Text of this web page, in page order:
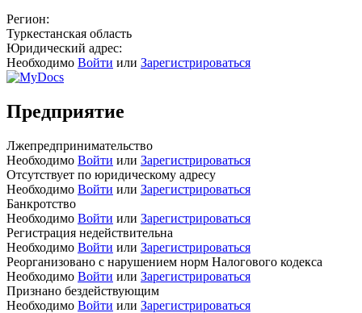
Регион:
Туркестанская область
Юридический адрес:
Необходимо Войти или Зарегистрироваться
Предприятие
Лжепредпринимательство
Необходимо Войти или Зарегистрироваться
Отсутствует по юридическому адресу
Необходимо Войти или Зарегистрироваться
Банкротство
Необходимо Войти или Зарегистрироваться
Регистрация недействительна
Необходимо Войти или Зарегистрироваться
Реорганизовано с нарушением норм Налогового кодекса
Необходимо Войти или Зарегистрироваться
Признано бездействующим
Необходимо Войти или Зарегистрироваться